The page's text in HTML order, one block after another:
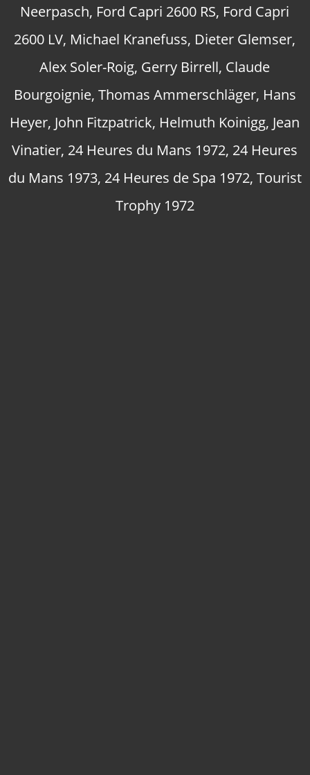
Neerpasch, Ford Capri 2600 RS, Ford Capri
2600 LV, Michael Kranefuss, Dieter Glemser,
Alex Soler-Roig, Gerry Birrell, Claude
Bourgoignie, Thomas Ammerschläger, Hans
Heyer, John Fitzpatrick, Helmuth Koinigg, Jean
Vinatier, 24 Heures du Mans 1972, 24 Heures
du Mans 1973, 24 Heures de Spa 1972, Tourist
Trophy 1972